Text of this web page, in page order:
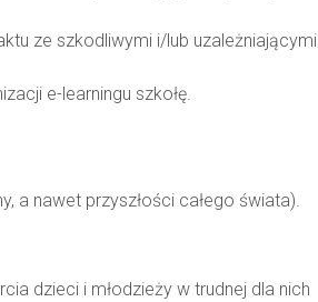
ze szkodliwymi i/lub uzależniającymi
e-learningu szkołę.
a nawet przyszłości całego świata).
dzieci i młodzieży w trudnej dla nich